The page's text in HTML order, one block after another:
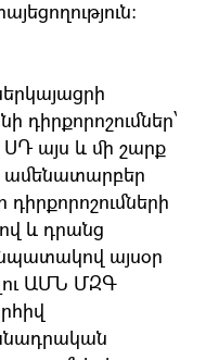
ՍԴ այս և մի շարք
ամենատարբեր
դիրքորոշումների
և դրանց
նպատակով այսօր
ԱՄՆ ՄԶԳ